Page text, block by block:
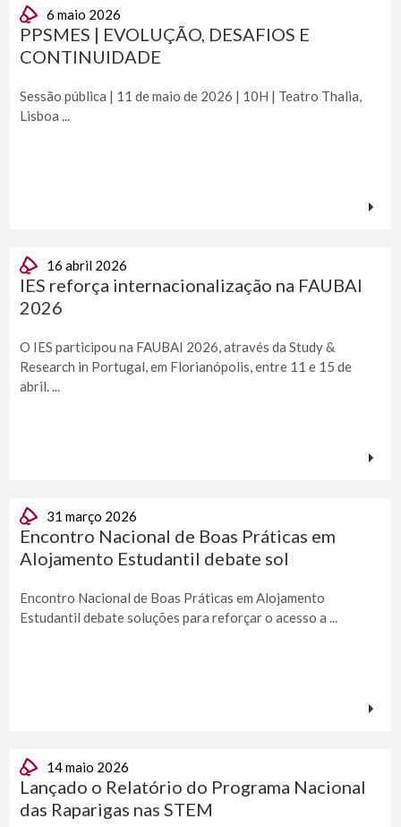
6 maio 2026
PPSMES | EVOLUÇÃO, DESAFIOS E
CONTINUIDADE
Sessão pública | 11 de maio de 2026 | 10H | Teatro Thalia,
Lisboa ...
16 abril 2026
IES reforça internacionalização na FAUBAI
2026
O IES participou na FAUBAI 2026, através da Study &
Research in Portugal, em Florianópolis, entre 11 e 15 de
abril. ...
31 março 2026
Encontro Nacional de Boas Práticas em
Alojamento Estudantil debate sol
Encontro Nacional de Boas Práticas em Alojamento
Estudantil debate soluções para reforçar o acesso a ...
14 maio 2026
Lançado o Relatório do Programa Nacional
das Raparigas nas STEM